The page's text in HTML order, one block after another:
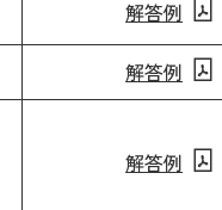
解答例
解答例
解答例